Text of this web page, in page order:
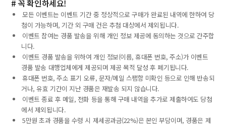
# 꼭 확인하세요!
모든 이벤트는 이벤트 기간 중 정상적으로 구매가 완료된 내역에 한하여 당
첨이 가능하며, 기간 외 구매 건은 추첨 대상에서 제외됩니다.
이벤트 참여는 경품 발송을 위해 개인 정보 제공에 동의하는 것으로 간주합
니다.
이벤트 경품 발송을 위하여 개인 정보(이름, 휴대폰 번호, 주소)가 이벤트
경품 발송 대행업체에게 제공되며 제공 목적 달성 후 폐기됩니다.
휴대폰 번호, 주소 표기 오류, 문자/메일 스팸함 미확인 등으로 인해 반송되
거나, 유효 기간이 지난 경품은 재발송 되지 않습니다.
이벤트 종료 후 메일, 전화 등을 통해 구매 내역을 추가로 제출하여도 당첨
에서 제외됩니다.
5만원 초과 경품을 수령 시 제세공과금(22%)은 본인 부담이며, 경품은 제